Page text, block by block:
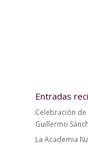
Entradas
Celebración
Guillermo
La Academia